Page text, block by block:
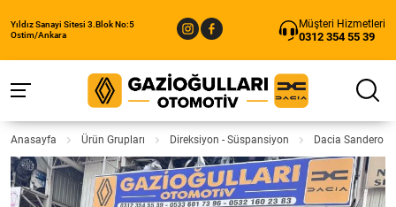
Yıldız Sanayi Sitesi 3.Blok No:5
Ostim/Ankara
Müşteri Hizmetleri
0312 354 55 39
Anasayfa Ürün Grupları Direksiyon - Süspansiyon Dacia Sandero